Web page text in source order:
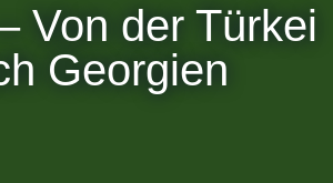
Von der Türkei
Georgien